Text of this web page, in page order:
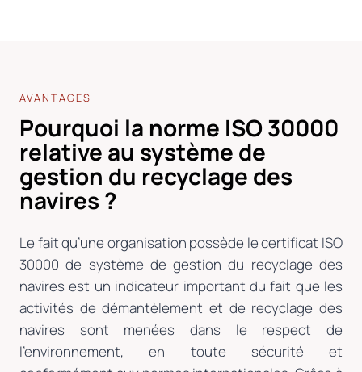
AVANTAGES
Pourquoi la norme ISO 30000
relative au système de
gestion du recyclage des
navires ?
Le fait qu’une organisation possède le certificat ISO
30000 de système de gestion du recyclage des
navires est un indicateur important du fait que les
activités de démantèlement et de recyclage des
navires sont menées dans le respect de
l’environnement, en toute sécurité et